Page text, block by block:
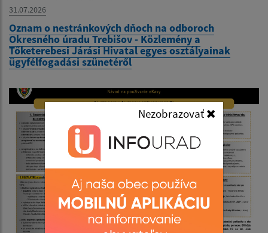
Nezobrazovať
31.07.2026
Oznam o nestránkových dňoch na odboroch
Okresného úradu Trebišov - Közlemény a
Tőketerebesi Járási Hivatal egyes osztályainak
ügyfélfogadási szünetéről